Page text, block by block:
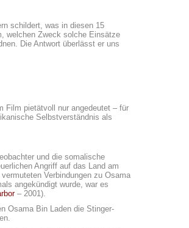
schildert, was in diesen 15
welchen Zweck solche Einsätze
Die Antwort überlässt er uns
Film pietätvoll nur angedeutet – für
Selbstverständnis als
und die somalische
Angriff auf das Land am
Verbindungen zu Osama
angekündigt wurde, war es
– 2001).
Osama Bin Laden die Stinger-